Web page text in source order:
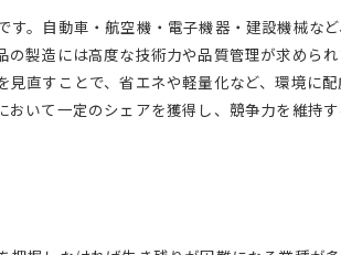
。自動車・航空機・電子機器・建設機械な
製造には高度な技術力や品質管理が求めら
直すことで、省エネや軽量化など、環境に
いて一定のシェアを獲得し、競争力を維持す